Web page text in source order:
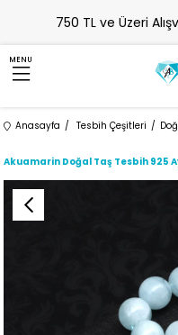
750 TL ve Üzeri
MENU
Anasayfa Tesbih Çeşitleri
Akuamarin Doğal Taş Tesbih 925